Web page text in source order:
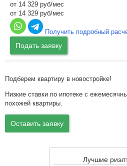
от 14 329 руб/мес
от 14 329 руб/мес
Получить подробный
Подать заявку
Подберем квартиру в новостройке!
Низкие ставки по ипотеке с
похожей квартиры.
Оставить заявку
Лучшие